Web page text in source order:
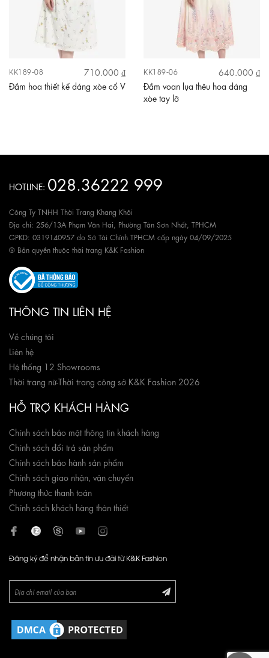
KK189-08
710.000 ₫
Đầm hoa thiết kế dáng xòe cổ V
KK189-06
640.000 ₫
Đầm voan lụa thêu hoa dáng
xòe tay lỡ
HOTLINE: 028.36222 999
Công Ty TNHH Thời Trang Khang Khôi
Địa chỉ: 256/13A Phạm Văn Hai, Phường Tân Sơn Nhất, TPHCM
GPKD: 0319140957 do Sở Tài Chính TPHCM cấp ngày 04/09/2025
® Bản quyền thuộc thời trang K&K Fashion
THÔNG TIN LIÊN HỆ
Về chúng tôi
Liên hệ
Hệ thống 12 Showrooms
Thời trang nữ-Thời trang công sở K&K Fashion 2026
HỖ TRỢ KHÁCH HÀNG
Chính sách bảo mật thông tin khách hàng
Chính sách đổi trả sản phẩm
Chính sách bảo hành sản phẩm
Chính sách giao nhận, vận chuyển
Phương thức thanh toán
Chính sách khách hàng thân thiết
Đăng ký để nhận bản tin ưu đãi từ K&K Fashion